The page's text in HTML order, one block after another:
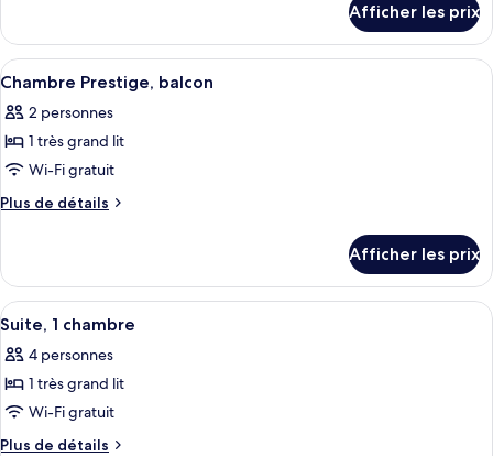
chambre :
Suite
Junior
Suite
Junior
Afficher les prix
Afficher
toutes
les
photos
pour
ce
chambre :
Chambre
Prestige,
balcon
Une chambre d’hôtel avec un lit,
4
Chambre Prestige, balcon
2 personnes
1 très grand lit
Wi-Fi gratuit
Plus de détails
Plus
Chambre
Prestige,
balcon
Afficher les prix
Afficher
toutes
les
photos
pour
ce
Une pièce avec un plancher en
12
Suite, 1 chambre
4 personnes
1 très grand lit
Wi-Fi gratuit
Plus de détails
Plus